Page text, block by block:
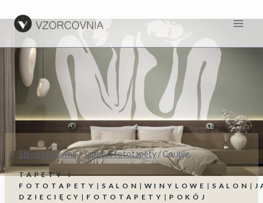
Strona Główna/Tapety i fototapety/Couple
TAPETY I
FOTOTAPETY | SALON | WINYLOWE | SALON |
DZIECIĘCY | FOTOTAPETY | POKÓJ